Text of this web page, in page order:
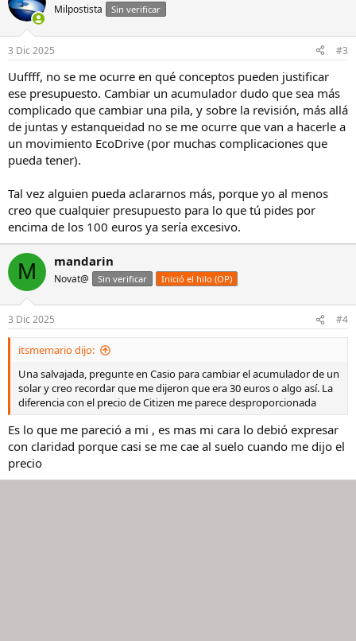
Milpostista Sin verificar
3 Dic 2025 #3
Uuffff, no se me ocurre en qué conceptos pueden justificar
ese presupuesto. Cambiar un acumulador dudo que sea más
complicado que cambiar una pila, y sobre la revisión, más allá
de juntas y estanqueidad no se me ocurre que van a hacerle a
un movimiento EcoDrive (por muchas complicaciones que
pueda tener).
Tal vez alguien pueda aclararnos más, porque yo al menos
creo que cualquier presupuesto para lo que tú pides por
encima de los 100 euros ya sería excesivo.
M mandarin
Novat@ Sin verificar Inició el hilo (OP)
3 Dic 2025 #4
itsmemario dijo:
Una salvajada, pregunte en Casio para cambiar el acumulador de un
solar y creo recordar que me dijeron que era 30 euros o algo así. La
diferencia con el precio de Citizen me parece desproporcionada
Es lo que me pareció a mi , es mas mi cara lo debió expresar
con claridad porque casi se me cae al suelo cuando me dijo el
precio